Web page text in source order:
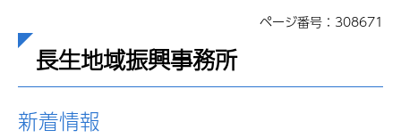
ページ番号：308671
長生地域振興事務所
新着情報